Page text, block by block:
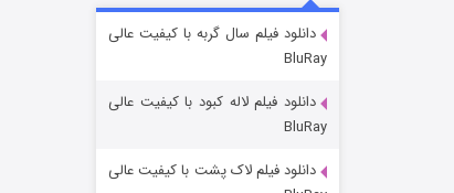
شوگر فصل ۲
قسمت
دانلود فیلم سال گربه با کیفیت عالی
BluRay
دانلود فیلم لاله کبود با کیفیت عالی
BluRay
دانلود فیلم لاک پشت با کیفیت عالی